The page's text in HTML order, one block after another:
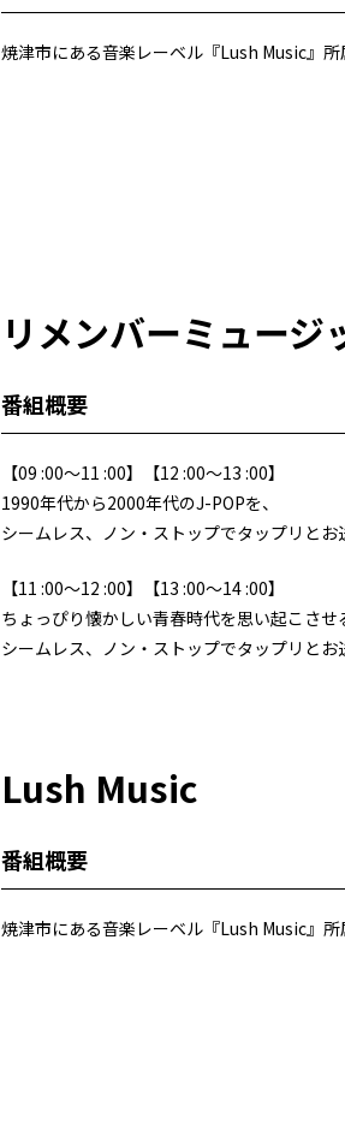
焼津市にある音楽レーベル『Lush Music』所
リメンバーミュージ
番組概要
【09 :00〜11 :00】【12 :00〜13 :00】
1990年代から2000年代のJ-POPを、
シームレス、ノン・ストップでタップリとお
【11 :00〜12 :00】【13 :00〜14 :00】
ちょっぴり懐かしい青春時代を思い起こさせ
シームレス、ノン・ストップでタップリとお
Lush Music
番組概要
焼津市にある音楽レーベル『Lush Music』所